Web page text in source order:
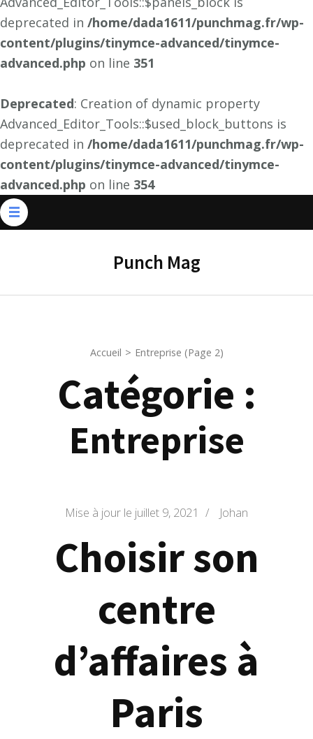
deprecated in /home/dada1611/punchmag.fr/wp-
content/plugins/tinymce-advanced/tinymce-
advanced.php on line 351
Deprecated: Creation of dynamic property
Advanced_Editor_Tools::$used_block_buttons is
deprecated in /home/dada1611/punchmag.fr/wp-
content/plugins/tinymce-advanced/tinymce-
advanced.php on line 354
Aller
au
Punch Mag
Accueil > Entreprise (Page 2)
Catégorie :
Entreprise
Mise à jour le juillet 9, 2021 / Johan
Choisir son
centre
d’affaires à
Paris